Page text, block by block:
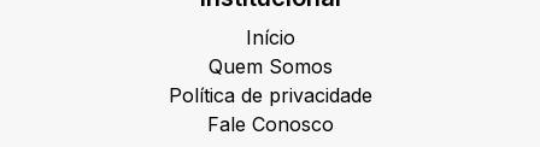
Início
Quem Somos
Política de privacidade
Fale Conosco